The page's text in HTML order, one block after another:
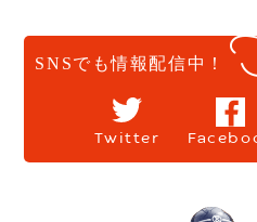
SNSでも情報配信中！
Twitter